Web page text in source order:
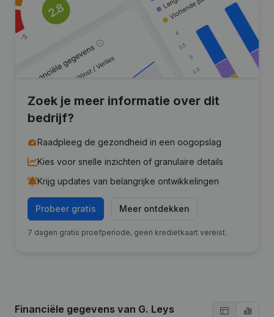
Zoek je meer informatie over dit
bedrijf?
Raadpleeg de gezondheid in een oogopslag
Kies voor snelle inzichten of granulaire details
Krijg updates van belangrijke ontwikkelingen
Probeer gratis Meer ontdekken
7 dagen gratis proefperiode, geen kredietkaart vereist.
Financiële gegevens van G. Leys